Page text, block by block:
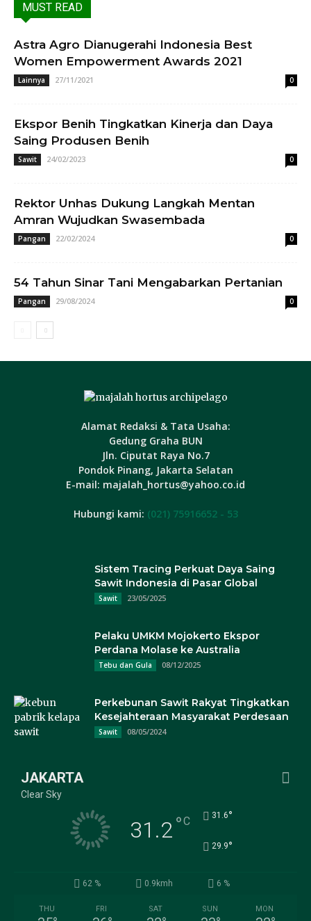
MUST READ
Astra Agro Dianugerahi Indonesia Best
Women Empowerment Awards 2021
Lainnya 27/11/2021 0
Ekspor Benih Tingkatkan Kinerja dan Daya
Saing Produsen Benih
Sawit 24/02/2023 0
Rektor Unhas Dukung Langkah Mentan
Amran Wujudkan Swasembada
Pangan 22/02/2024 0
54 Tahun Sinar Tani Mengabarkan Pertanian
Pangan 29/08/2024 0
Alamat Redaksi & Tata Usaha:
Gedung Graha BUN
Jln. Ciputat Raya No.7
Pondok Pinang, Jakarta Selatan
E-mail: majalah_hortus@yahoo.co.id
Hubungi kami: (021) 75916652 - 53
Sistem Tracing Perkuat Daya Saing
Sawit Indonesia di Pasar Global
Sawit 23/05/2025
Pelaku UMKM Mojokerto Ekspor
Perdana Molase ke Australia
Tebu dan Gula 08/12/2025
Perkebunan Sawit Rakyat Tingkatkan
Kesejahteraan Masyarakat Perdesaan
Sawit 08/05/2024
JAKARTA
Clear Sky
31.2°C 31.6°
29.9°
62 % 0.9kmh 6 %
THU FRI SAT SUN MON